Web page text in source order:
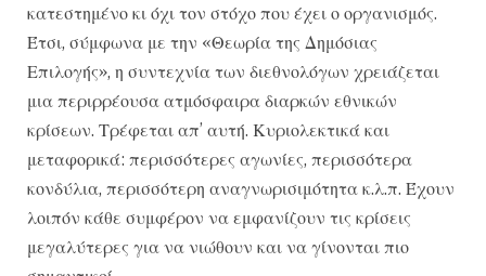
κατεστημένο κι όχι τον στόχο που έχει ο οργανισμός.
Έτσι, σύμφωνα με την «Θεωρία της Δημόσιας
Επιλογής», η συντεχνία των διεθνολόγων χρειάζεται
μια περιρρέουσα ατμόσφαιρα διαρκών εθνικών
κρίσεων. Τρέφεται απ’ αυτή. Κυριολεκτικά και
μεταφορικά: περισσότερες αγωνίες, περισσότερα
κονδύλια, περισσότερη αναγνωρισιμότητα κ.λ.π. Έχουν
λοιπόν κάθε συμφέρον να εμφανίζουν τις κρίσεις
μεγαλύτερες για να νιώθουν και να γίνονται πιο